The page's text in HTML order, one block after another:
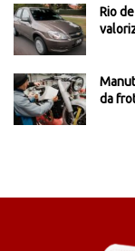
Rio
da